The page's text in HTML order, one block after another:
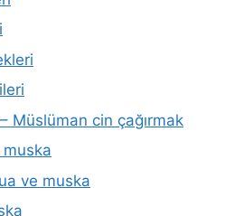
Müslüman cin çağırmak
ve muska